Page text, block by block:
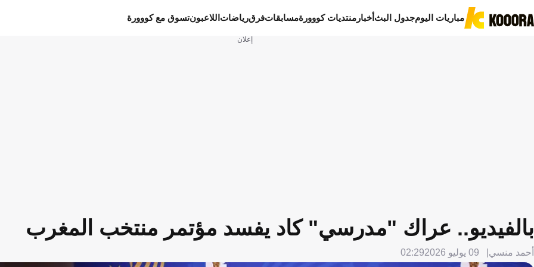
مباريات اليومجدول البثأخبار منتديات كووورةمسابقاتفرقرياضات اللاعبونتسوق مع كووورة
إعلان
بالفيديو.. عراك "مدرسي" كاد يفسد مؤتمر منتخب المغرب
أحمد منسي 09 يوليو 2026 02:29